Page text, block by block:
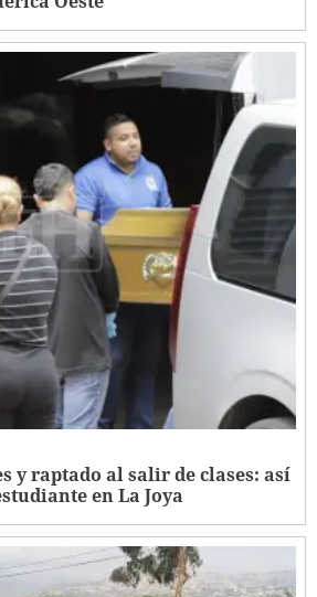
y raptado al salir de clases: así
en La Joya